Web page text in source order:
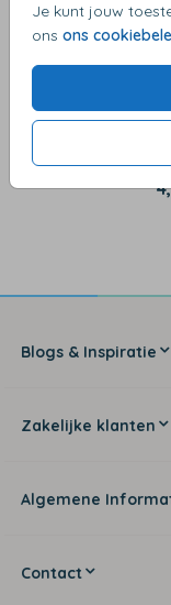
Je kunt jouw
ons ons
Blogs & Inspiratie
Zakelijke klanten
Algemene
Contact